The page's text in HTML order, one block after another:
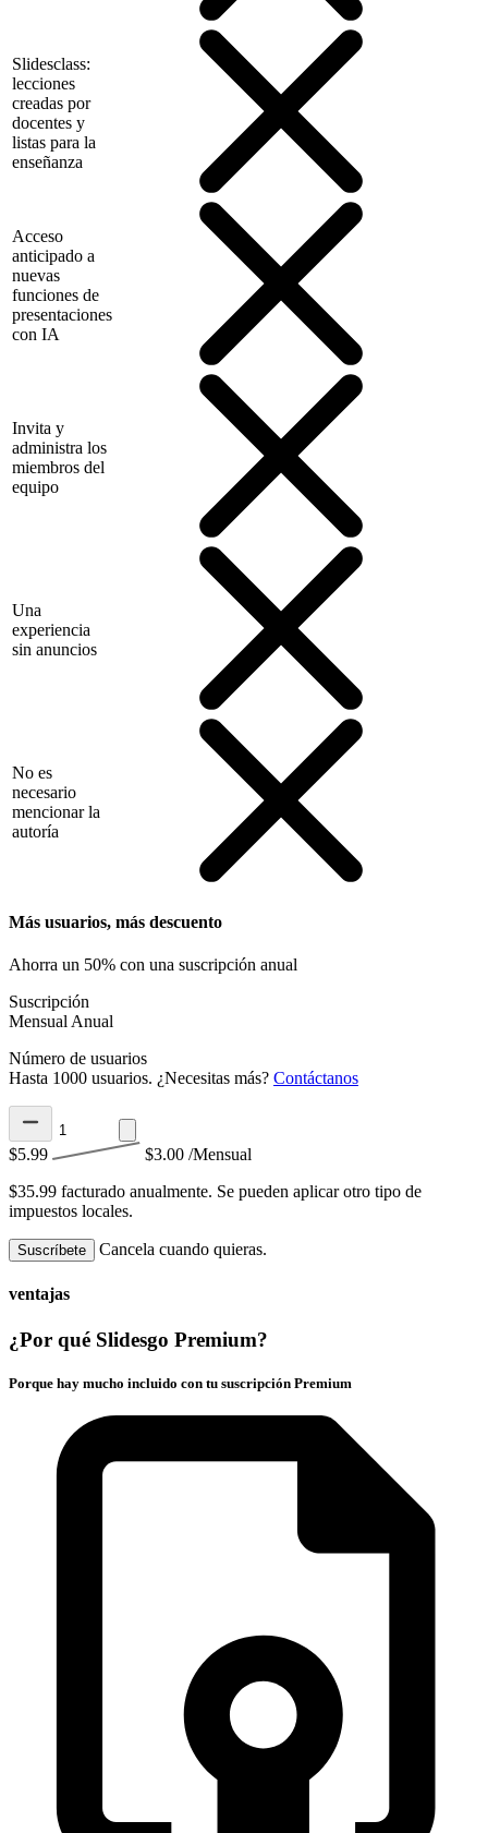
Slidesclass:
lecciones
creadas por
docentes y
listas para la
enseñanza
Acceso
anticipado a
nuevas
funciones de
presentaciones
con IA
Invita y
administra los
miembros del
equipo
Una
experiencia
sin anuncios
No es
necesario
mencionar la
autoría
Más usuarios, más descuento
Ahorra un 50% con una suscripción anual
Suscripción
Mensual Anual
Número de usuarios
Hasta 1000 usuarios. ¿Necesitas más? Contáctanos
$5.99 $3.00 /Mensual
$35.99 facturado anualmente. Se pueden aplicar otro tipo de
impuestos locales.
Suscríbete Cancela cuando quieras.
ventajas
¿Por qué Slidesgo Premium?
Porque hay mucho incluido con tu suscripción Premium